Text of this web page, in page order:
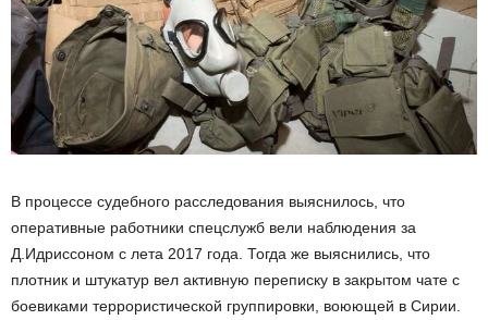
В процессе судебного расследования выяснилось, что
оперативные работники спецслужб вели наблюдения за
Д.Идриссоном с лета 2017 года. Тогда же выяснились, что
плотник и штукатур вел активную переписку в закрытом чате с
боевиками террористической группировки, воюющей в Сирии.